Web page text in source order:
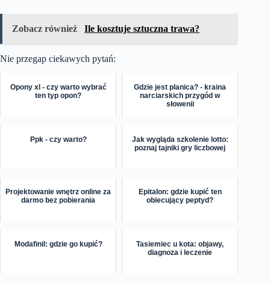
Zobacz również Ile kosztuje sztuczna trawa?
Nie przegap ciekawych pytań:
Opony xl - czy warto wybrać
ten typ opon?
Gdzie jest planica? - kraina
narciarskich przygód w
słowenii
Ppk - czy warto?
Jak wygląda szkolenie lotto:
poznaj tajniki gry liczbowej
Projektowanie wnętrz online za
darmo bez pobierania
Epitalon: gdzie kupić ten
obiecujący peptyd?
Modafinil: gdzie go kupić?
Tasiemiec u kota: objawy,
diagnoza i leczenie